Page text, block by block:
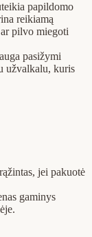
papildomo
reikiamą
pilvo miegoti
pasižymi
užvalkalu, kuris
jei pakuotė
gaminys